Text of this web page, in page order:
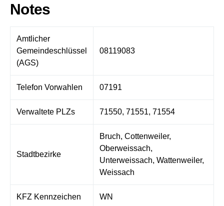
Notes
Amtlicher
Gemeindeschlüssel
(AGS)
08119083
Telefon Vorwahlen 07191
Verwaltete PLZs 71550, 71551, 71554
Stadtbezirke
Bruch, Cottenweiler,
Oberweissach,
Unterweissach, Wattenweiler,
Weissach
KFZ Kennzeichen WN